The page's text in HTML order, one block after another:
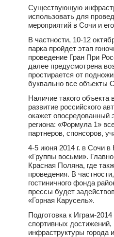
Существующую
использовать для
мероприятий в Сочи и
В частности, 10-12
парка пройдет этап
проведение Гран При
далее предусмотрена
простирается от
буквально все объекты
Наличие такого объекта
развитие российского
окажет опосредованный
региона: «Формула 1»
партнеров, спонсоров,
4-5 июня 2014 г. в Сочи
«Группы восьми».
Красная Поляна, где
проведения. В
гостиничного фонда
прессы будет
«Горная Карусель».
Подготовка к Играм-
спортивных
инфраструктуры города